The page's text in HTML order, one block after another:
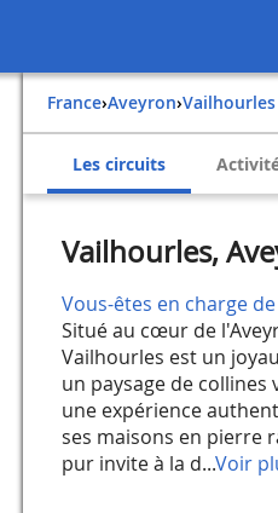
France› Aveyron› Vailhourles
Les circuits
Vailhourles,
Vous-êtes en charge
Situé au cœur de
Vailhourles est un
un paysage de
une expérience
ses maisons en pierre
pur invite à la d...Voir